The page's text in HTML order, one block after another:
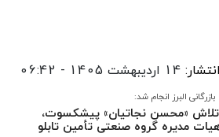
14 اردیبهشت 1405 - 06:42
بازرگانی البرز انجام شد:
«محسن نجاتیان» پیشکسوت،
مدیره گروه صنعتی تأمین تابلو